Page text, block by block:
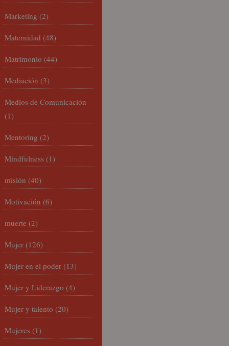
Marketing (2)
Maternidad (48)
Matrimonio (44)
Mediación (3)
Medios de Comunicación
(1)
Mentoring (2)
Mindfulness (1)
misión (40)
Motivación (6)
muerte (2)
Mujer (126)
Mujer en el poder (13)
Mujer y Liderazgo (4)
Mujer y talento (20)
Mujeres (1)